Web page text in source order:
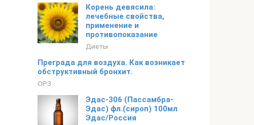
Корень девясила:
лечебные свойства,
применение и
противопоказание
Диеты
Преграда для воздуха. Как возникает
обструктивный бронхит.
ОРЗ
Эдас-306 (Пассамбра-
Эдас) фл.(сироп) 100мл
Эдас/Россия